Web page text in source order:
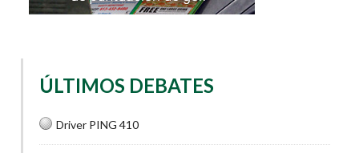
ÚLTIMOS DEBATES
Driver PING 410